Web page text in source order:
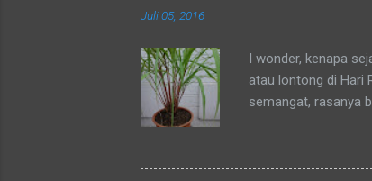
Juli 05, 2016
I wonder, kenapa
atau lontong di Hari
semangat, rasanya